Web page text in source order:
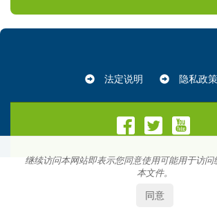
继续访问本网站即表示您同意使用可能用于访问
本文件。
同意
法定说明 隐私政策